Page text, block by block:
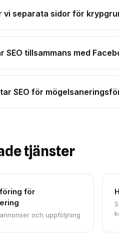
vi separata sidor för
SEO tillsammans med
SEO för
tjänster
för
och uppföljning